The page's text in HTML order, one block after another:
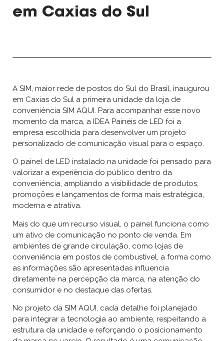
em Caxias do Sul
A SIM, maior rede de postos do Sul do Brasil, inaugurou
em Caxias do Sul a primeira unidade da loja de
conveniência SIM AQUI. Para acompanhar esse novo
momento da marca, a IDEA Painéis de LED foi a
empresa escolhida para desenvolver um projeto
personalizado de comunicação visual para o espaço.
O painel de LED instalado na unidade foi pensado para
valorizar a experiência do público dentro da
conveniência, ampliando a visibilidade de produtos,
promoções e lançamentos de forma mais estratégica,
moderna e atrativa.
Mais do que um recurso visual, o painel funciona como
um ativo de comunicação no ponto de venda. Em
ambientes de grande circulação, como lojas de
conveniência em postos de combustível, a forma como
as informações são apresentadas influencia
diretamente na percepção da marca, na atenção do
consumidor e no destaque das ofertas.
No projeto da SIM AQUI, cada detalhe foi planejado
para integrar a tecnologia ao ambiente, respeitando a
estrutura da unidade e reforçando o posicionamento